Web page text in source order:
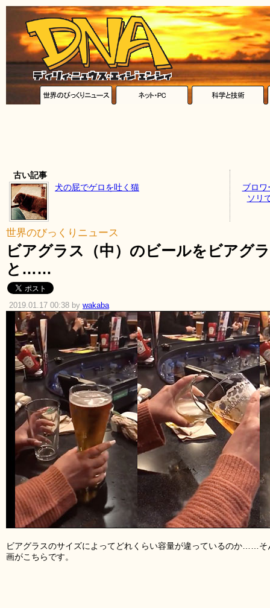
古い記事
犬の屁でゲロを吐く猫
ブロ
ソリ
世界のびっくりニュース
ビアグラス（中）のビールをビアグ
と……
2019.01.17 00:38 by wakaba
ビアグラスのサイズによってどれくらい容量が違っているのか……
画がこちらです。